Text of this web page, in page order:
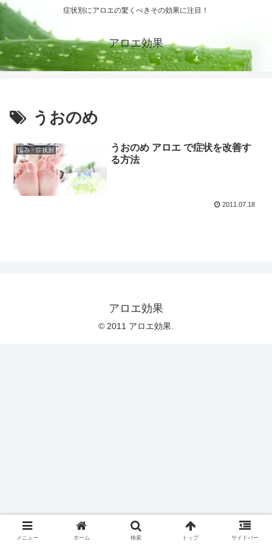
症状別にアロエの驚くべきその効果に注目！
アロエ効果
うおのめ
悩み・症状別
うおのめ アロエ で症状を改善す
る方法
2011.07.18
アロエ効果
© 2011 アロエ効果.
メニュー ホーム 検索 トップ サイドバー